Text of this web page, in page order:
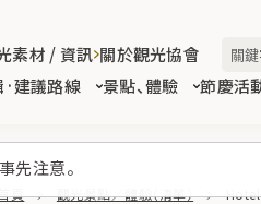
先注意。
·建議路線 景點、體驗 節慶活
素材 / 資訊 關於觀光協會
頁 觀光景點／體驗（清單） Hotel